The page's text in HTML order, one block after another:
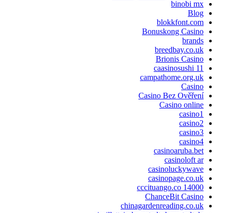
binobi mx
Blog
blokkfont.com
Bonuskong Casino
brands
breedbay.co.uk
Brionis Casino
caasinosushi 11
campathome.org.uk
Casino
Casino Bez Ověření
Casino online
casino1
casino2
casino3
casino4
casinoaruba.bet
casinoloft ar
casinoluckywave
casinopage.co.uk
cccituango.co 14000
ChanceBit Casino
chinagardenreading.co.uk